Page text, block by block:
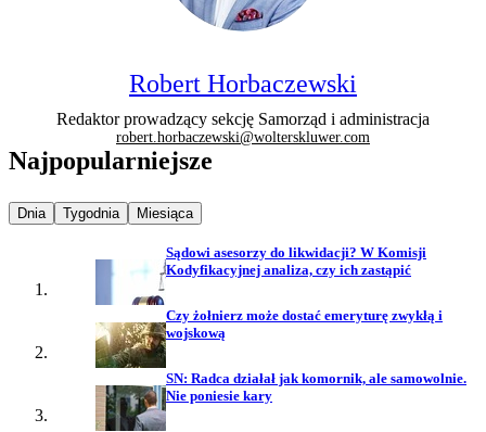
Robert Horbaczewski
Redaktor prowadzący sekcję Samorząd i administracja
robert.horbaczewski@wolterskluwer.com
Najpopularniejsze
Najpopularniejsze wiadomości z
Dnia Najpopularniejsze wiadomości z
Tygodnia Najpopularniejsze wiadomości z
Miesiąca
Sądowi asesorzy do likwidacji? W Komisji
Kodyfikacyjnej analiza, czy ich zastąpić
Czy żołnierz może dostać emeryturę zwykłą i
wojskową
SN: Radca działał jak komornik, ale samowolnie.
Nie poniesie kary